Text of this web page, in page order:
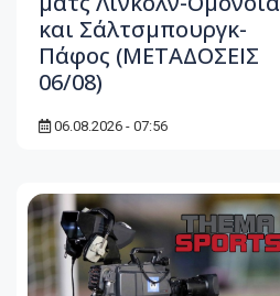
και Σάλτσμπουργκ-
Πάφος (ΜΕΤΑΔΟΣΕΙΣ
06/08)
06.08.2026 - 07:56